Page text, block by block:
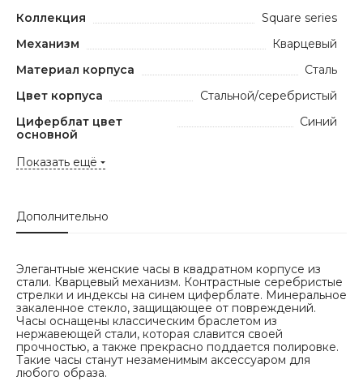
Коллекция
Square series
Механизм
Кварцевый
Материал корпуса
Сталь
Цвет корпуса
Стальной/серебристый
Циферблат цвет
основной
Синий
Показать ещё
Дополнительно
Элегантные женские часы в квадратном корпусе из
стали. Кварцевый механизм. Контрастные серебристые
стрелки и индексы на синем циферблате. Минеральное
закаленное стекло, защищающее от повреждений.
Часы оснащены классическим браслетом из
нержавеющей стали, которая славится своей
прочностью, а также прекрасно поддается полировке.
Такие часы станут незаменимым аксессуаром для
любого образа.